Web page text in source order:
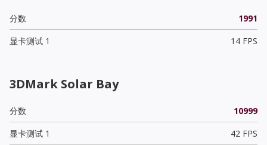
分数
1991
显卡测试 1
14 FPS
3DMark Solar Bay
分数
10999
显卡测试 1
42 FPS